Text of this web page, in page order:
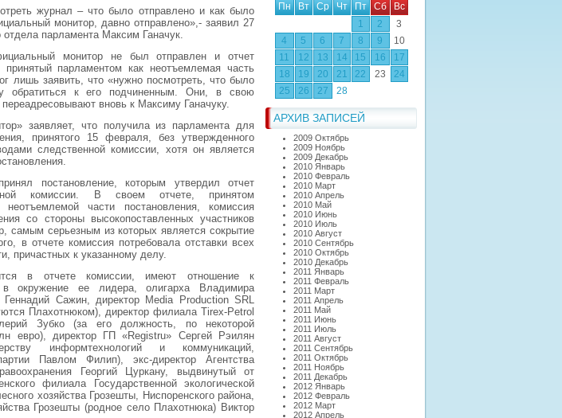
Пн
Вт Ср Чт Пт Сб
Вс
1
2
3
4
5 6 7 8 9
10
11
12 13 14 15 16
17
18
19 20 21 22 23
24
25
26 27 28
АРХИВ ЗАПИСЕЙ
2009 Октябрь
2009 Ноябрь
2009 Декабрь
2010 Январь
2010 Февраль
2010 Март
2010 Апрель
2010 Май
2010 Июнь
2010 Июль
2010 Август
2010 Сентябрь
2010 Октябрь
2010 Декабрь
2011 Январь
2011 Февраль
2011 Март
2011 Апрель
2011 Май
2011 Июнь
2011 Июль
2011 Август
2011 Сентябрь
2011 Октябрь
2011 Ноябрь
2011 Декабрь
2012 Январь
2012 Февраль
2012 Март
2012 Апрель
журнал – что было отправлено и как было
монитор, давно отправлено»,- заявил 27
парламента Максим Ганачук.
монитор не был отправлен и отчет
принятый парламентом как неотъемлемая часть
лишь заявить, что «нужно посмотреть, что было
обратиться к его подчиненным. Они, в свою
вновь к Максиму Ганачуку.
заявляет, что получила из парламента для
принятого 15 февраля, без утвержденного
следственной комиссии, хотя он является
постановление, которым утвердил отчет
комиссии. В своем отчете, принятом
части постановления, комиссия
со стороны высокопоставленных участников
самым серьезным из которых является сокрытие
в отчете комиссия потребовала отставки всех
причастных к указанному делу.
в отчете комиссии, имеют отношение к
окружение ее лидера, олигарха Владимира
Сажин, директор Media Production SRL
Плахотнюком), директор филиала Tirex-Petrol
Зубко (за его должность, по некоторой
евро), директор ГП «Registru» Сергей Рэилян
информтехнологий и коммуникаций,
Павлом Филип), экс-директор Агентства
Георгий Цуркану, выдвинутый от
филиала Государственной экологической
хозяйства Грозешты, Ниспоренского района,
Грозешты (родное село Плахотнюка) Виктор